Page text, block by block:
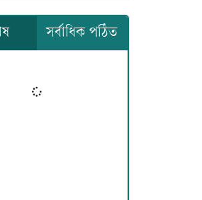
সর্বাধিক পঠিত